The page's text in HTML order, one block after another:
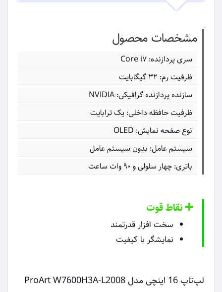
مشخصات محصول
سری پردازنده: Core i۷
ظرفیت رم: ۳۲ گیگابایت
سازنده پردازنده گرافیکی: NVIDIA
ظرفیت حافظه داخلی: یک ترابایت
نوع صفحه نمایش: OLED
سیستم عامل: بدون سیستم عامل
باتری: چهار سلولی و ۹۰ وات ساعت
نقاط قوت
سخت افزار قدرتمند
نمایشگر با کیفیت
لپ‌تاپ 16 اینچی مدل ProArt W7600H3A-L2008